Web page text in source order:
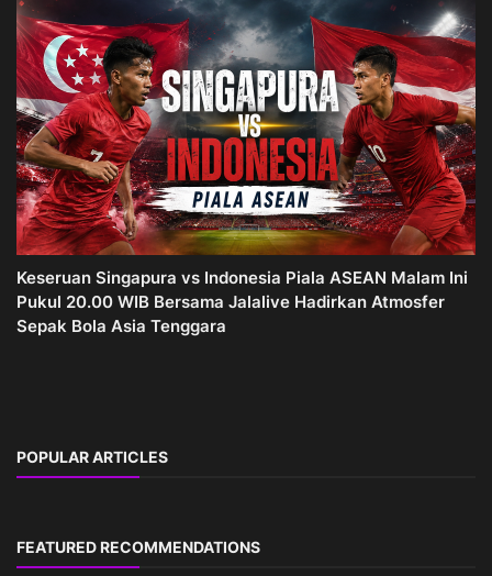
Keseruan Singapura vs Indonesia Piala ASEAN Malam Ini
Pukul 20.00 WIB Bersama Jalalive Hadirkan Atmosfer
Sepak Bola Asia Tenggara
POPULAR ARTICLES
FEATURED RECOMMENDATIONS